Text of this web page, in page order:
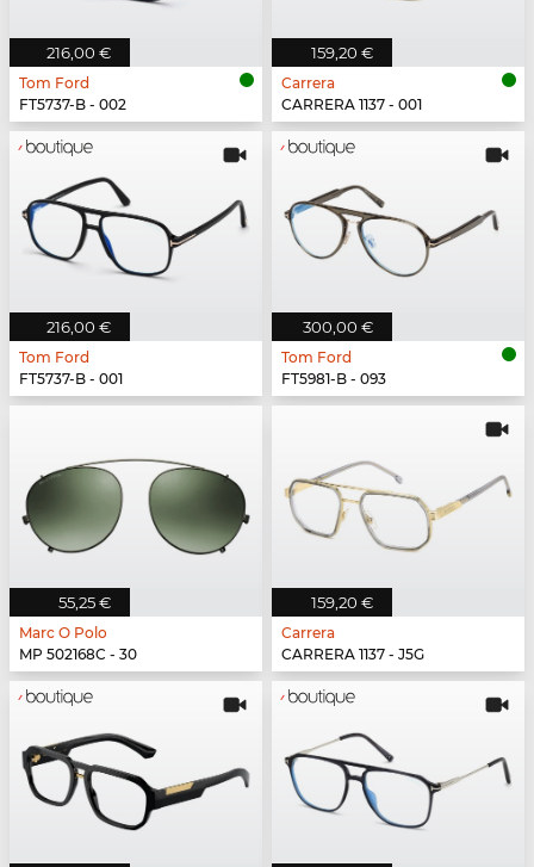
216,00 €
Tom Ford
FT5737-B - 002
159,20 €
Carrera
CARRERA 1137 - 001
216,00 €
Tom Ford
FT5737-B - 001
300,00 €
Tom Ford
FT5981-B - 093
55,25 €
Marc O Polo
MP 502168C - 30
159,20 €
Carrera
CARRERA 1137 - J5G